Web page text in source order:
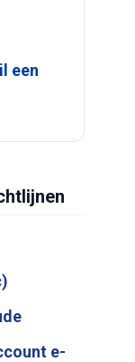
een
e-